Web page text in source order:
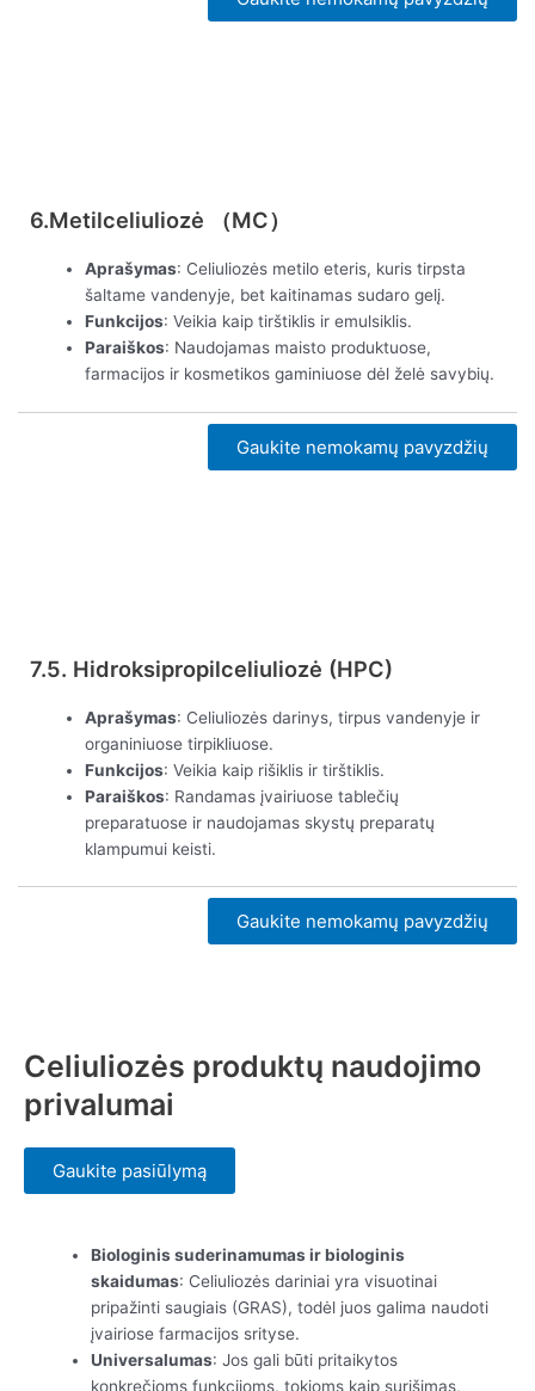
6.Metilceliuliozė （MC）
Aprašymas: Celiuliozės metilo eteris, kuris tirpsta
šaltame vandenyje, bet kaitinamas sudaro gelį.
Funkcijos: Veikia kaip tirštiklis ir emulsiklis.
Paraiškos: Naudojamas maisto produktuose,
farmacijos ir kosmetikos gaminiuose dėl želė savybių.
Gaukite nemokamų pavyzdžių
7.5. Hidroksipropilceliuliozė (HPC)
Aprašymas: Celiuliozės darinys, tirpus vandenyje ir
organiniuose tirpikliuose.
Funkcijos: Veikia kaip rišiklis ir tirštiklis.
Paraiškos: Randamas įvairiuose tablečių
preparatuose ir naudojamas skystų preparatų
klampumui keisti.
Gaukite nemokamų pavyzdžių
Celiuliozės produktų naudojimo
privalumai
Gaukite pasiūlymą
Biologinis suderinamumas ir biologinis
skaidumas: Celiuliozės dariniai yra visuotinai
pripažinti saugiais (GRAS), todėl juos galima naudoti
įvairiose farmacijos srityse.
Universalumas: Jos gali būti pritaikytos
konkrečioms funkcijoms, tokioms kaip surišimas,